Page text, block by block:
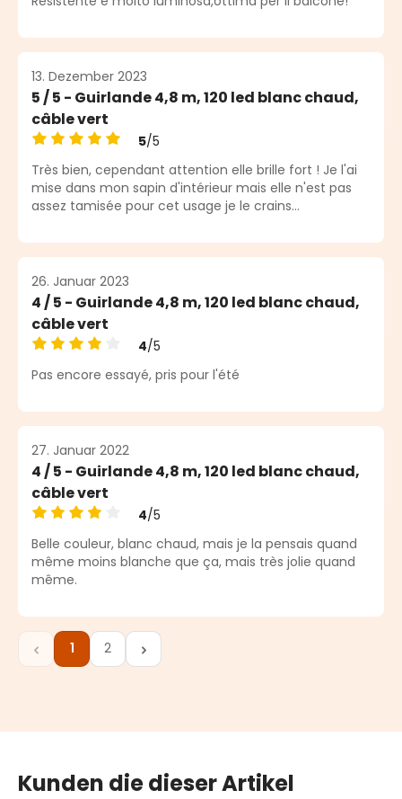
13. Dezember 2023
5 / 5 - Guirlande 4,8 m, 120 led blanc chaud,
câble vert
Durchschnittliche Bewertung von 5 von 5 Sternen
5/5
Très bien, cependant attention elle brille fort ! Je l'ai
mise dans mon sapin d'intérieur mais elle n'est pas
assez tamisée pour cet usage je le crains...
26. Januar 2023
4 / 5 - Guirlande 4,8 m, 120 led blanc chaud,
câble vert
Durchschnittliche Bewertung von 4 von 5 Sternen
4/5
Pas encore essayé, pris pour l'été
27. Januar 2022
4 / 5 - Guirlande 4,8 m, 120 led blanc chaud,
câble vert
Durchschnittliche Bewertung von 4 von 5 Sternen
4/5
Belle couleur, blanc chaud, mais je la pensais quand
même moins blanche que ça, mais très jolie quand
même.
Seite
1 Seite
2
Kunden die dieser Artikel